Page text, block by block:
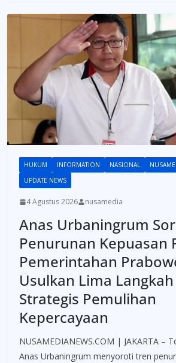
HUKUM INFORMATION NASIONAL
UPDATE NEWS
4 Agustus 2026 nusamedia
Anas Urbaningrum
Penurunan Kepuasan
Pemerintahan
Usulkan Lima Langkah
Strategis Pemulihan
Kepercayaan
NUSAMEDIANEWS.COM | JAKARTA –
Anas Urbaningrum menyoroti tren